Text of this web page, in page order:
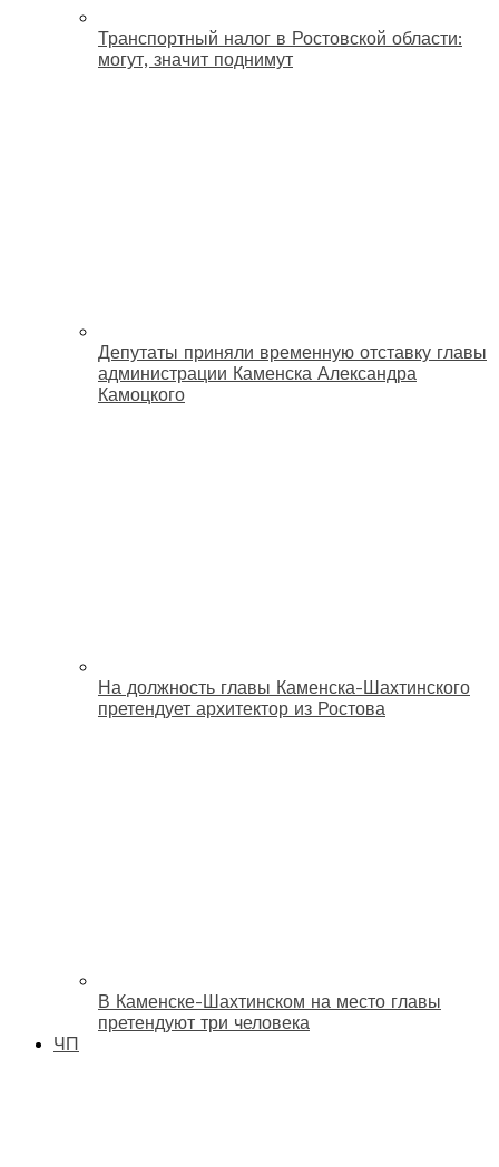
Транспортный налог в Ростовской области:
могут, значит поднимут
Депутаты приняли временную отставку главы
администрации Каменска Александра
Камоцкого
На должность главы Каменска-Шахтинского
претендует архитектор из Ростова
В Каменске-Шахтинском на место главы
претендуют три человека
ЧП